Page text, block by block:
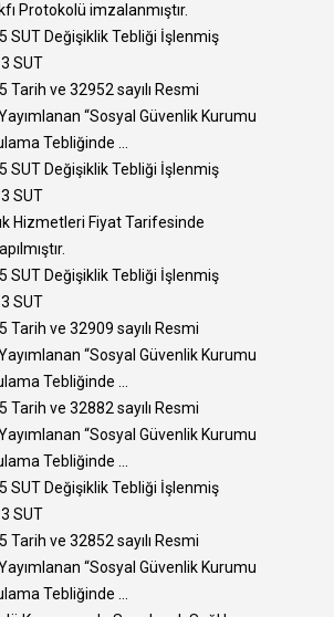
Protokolü imzalanmıştır.
SUT Değişiklik Tebliği İşlenmiş
SUT
ve 32952 sayılı Resmi
“Sosyal Güvenlik Kurumu
Tebliğinde ...
SUT Değişiklik Tebliği İşlenmiş
SUT
Hizmetleri Fiyat Tarifesinde
SUT Değişiklik Tebliği İşlenmiş
SUT
ve 32909 sayılı Resmi
“Sosyal Güvenlik Kurumu
Tebliğinde ...
ve 32882 sayılı Resmi
“Sosyal Güvenlik Kurumu
Tebliğinde ...
SUT Değişiklik Tebliği İşlenmiş
SUT
ve 32852 sayılı Resmi
“Sosyal Güvenlik Kurumu
Tebliğinde ...